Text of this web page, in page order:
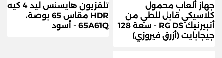
جهاز ألعاب محمول
كلاسيكي قابل للطي من
أنبيرنيك RG DS - سعة 128
جيجابايت (أزرق فيروزي)
تلفزيون هايسنس ليد 4 كيه
HDR مقاس 65 بوصة،
65A61Q - أسود